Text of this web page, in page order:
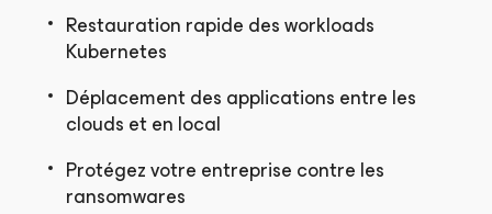
Restauration rapide des workloads
Kubernetes
Déplacement des applications entre les
clouds et en local
Protégez votre entreprise contre les
ransomwares